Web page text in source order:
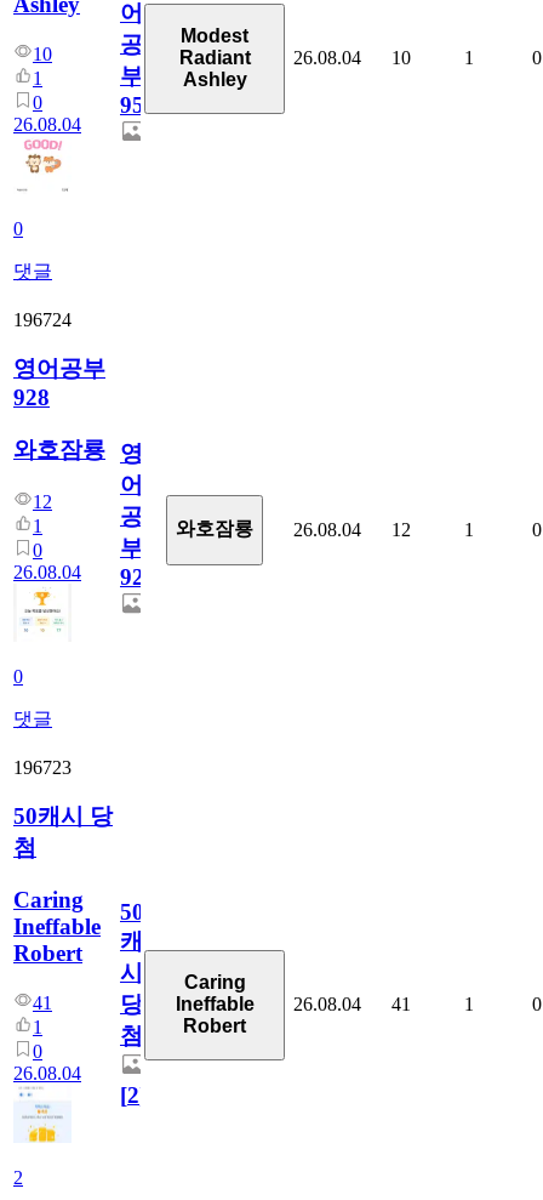
10
1
0
26.08.04
0
댓글
어
공
부
95
Modest
Radiant
Ashley
26.08.04 10 1 0
196724
영어공부
928
와호잠룡
12
1
0
26.08.04
0
댓글
영
어
공
부
928
와호잠룡 26.08.04 12 1 0
196723
50캐시 당
첨
Caring
Ineffable
Robert
41
1
0
26.08.04
2
50
캐
시
당
첨
[2]
Caring
Ineffable
Robert
26.08.04 41 1 0